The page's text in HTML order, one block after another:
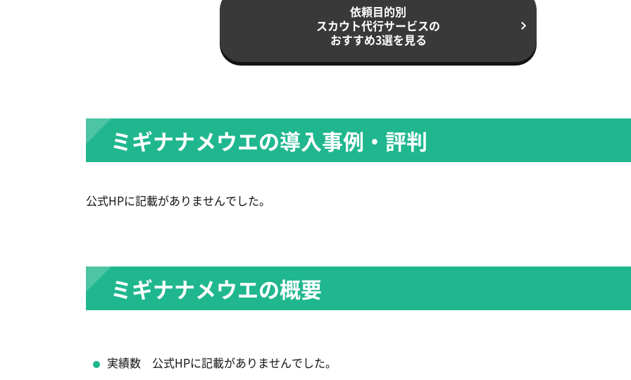
依頼目的別
スカウト代行サービスの
おすすめ3選を見る
ミギナナメウエの導入事例・評判
公式HPに記載がありませんでした。
ミギナナメウエの概要
実績数 公式HPに記載がありませんでした。